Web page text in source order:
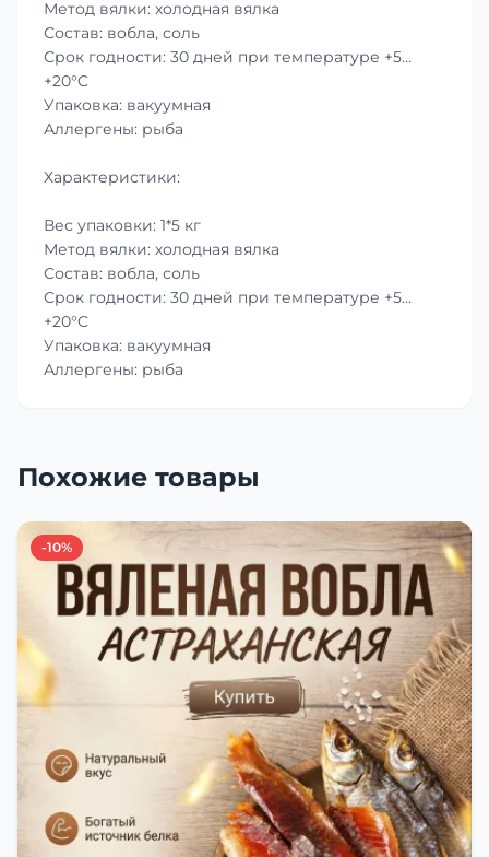
Метод вялки: холодная вялка
Состав: вобла, соль
Срок годности: 30 дней при температуре +5…
+20°C
Упаковка: вакуумная
Аллергены: рыба
Характеристики:
Вес упаковки: 1*5 кг
Метод вялки: холодная вялка
Состав: вобла, соль
Срок годности: 30 дней при температуре +5…
+20°C
Упаковка: вакуумная
Аллергены: рыба
Похожие товары
-10%